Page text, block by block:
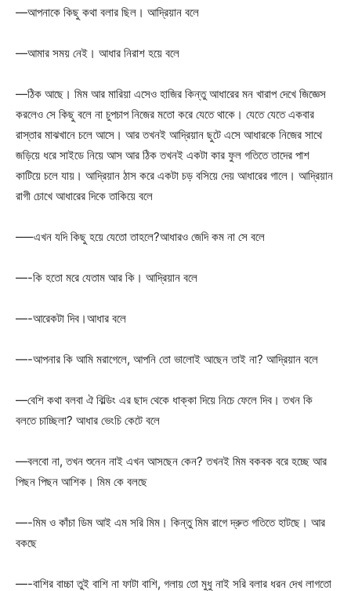
—আপনাকে কিছু কথা বলার ছিল। আদ্রিয়ান বলে
—আমার সময় নেই। আধার নিরাশ হয়ে বলে
—ঠিক আছে। মিম আর মারিয়া এসেও হাজির কিন্তু আধারের মন খারাপ দেখে জিজ্ঞেস
করলেও সে কিছু বলে না চুপচাপ নিজের মতো করে যেতে থাকে। যেতে যেতে একবার
রাস্তার মাঝখানে চলে আসে। আর তখনই আদ্রিয়ান ছুটে এসে আধারকে নিজের সাথে
জড়িয়ে ধরে সাইডে নিয়ে আস আর ঠিক তখনই একটা কার ফুল গতিতে তাদের পাশ
কাটিয়ে চলে যায়। আদ্রিয়ান ঠাস করে একটা চড় বসিয়ে দেয় আধারের গালে। আদ্রিয়ান
রাগী চোখে আধারের দিকে তাকিয়ে বলে
—–এখন যদি কিছু হয়ে যেতো তাহলে?আধারও জেদি কম না সে বলে
—-কি হতো মরে যেতাম আর কি। আদ্রিয়ান বলে
—-আরেকটা দিব।আধার বলে
—-আপনার কি আমি মরাগেলে, আপনি তো ভালোই আছেন তাই না? আদ্রিয়ান বলে
—বেশি কথা বলবা ঐ বিল্ডিং এর ছাদ থেকে ধাক্কা দিয়ে নিচে ফেলে দিব। তখন কি
বলতে চাচ্ছিলা? আধার ভেংচি কেটে বলে
—বলবো না, তখন শুনেন নাই এখন আসছেন কেন? তখনই মিম বকবক বরে হচ্ছে আর
পিছন পিছন আশিক। মিম কে বলছে
—-মিম ও কাঁচা ডিম আই এম সরি মিম। কিন্তু মিম রাগে দ্রুত গতিতে হাটছে। আর
বকছে
—-বাশির বাচ্চা তুই বাশি না ফাটা বাশি, গলায় তো মুধু নাই সরি বলার ধরন দেখ লাগতো